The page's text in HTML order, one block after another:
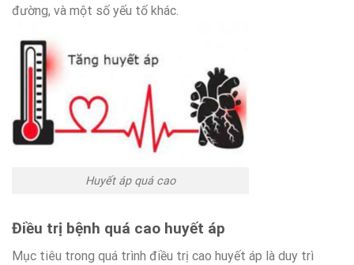
đường, và một số yếu tố khác.
Huyết áp quá cao
Điều trị bệnh quá cao huyết áp
Mục tiêu trong quá trình điều trị cao huyết áp là duy trì